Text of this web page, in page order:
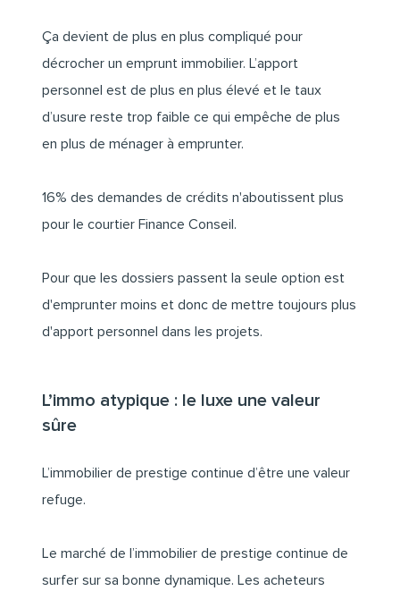
Ça devient de plus en plus compliqué pour
décrocher un emprunt immobilier. L’apport
personnel est de plus en plus élevé et le taux
d’usure reste trop faible ce qui empêche de plus
en plus de ménager à emprunter.
16% des demandes de crédits n'aboutissent plus
pour le courtier Finance Conseil.
Pour que les dossiers passent la seule option est
d'emprunter moins et donc de mettre toujours plus
d'apport personnel dans les projets.
L’immo atypique : le luxe une valeur
sûre
L’immobilier de prestige continue d’être une valeur
refuge.
Le marché de l’immobilier de prestige continue de
surfer sur sa bonne dynamique. Les acheteurs